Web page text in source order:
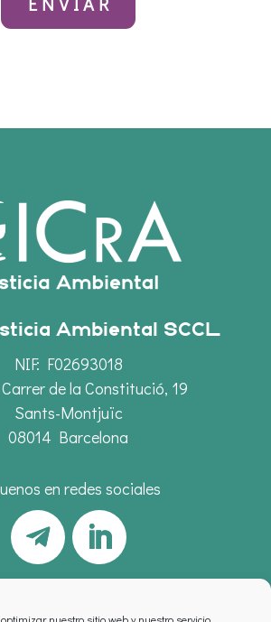
Ambiental SCCL
NIF: F02693018
de la Constitució, 19
Sants-Montjuïc
08014 Barcelona
en redes sociales